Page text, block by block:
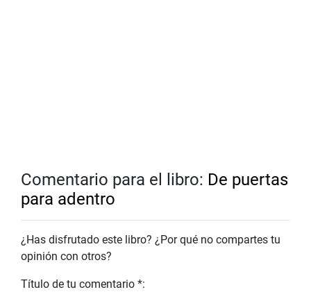
Comentario para el libro: De puertas
para adentro
¿Has disfrutado este libro? ¿Por qué no compartes tu
opinión con otros?
Título de tu comentario *: